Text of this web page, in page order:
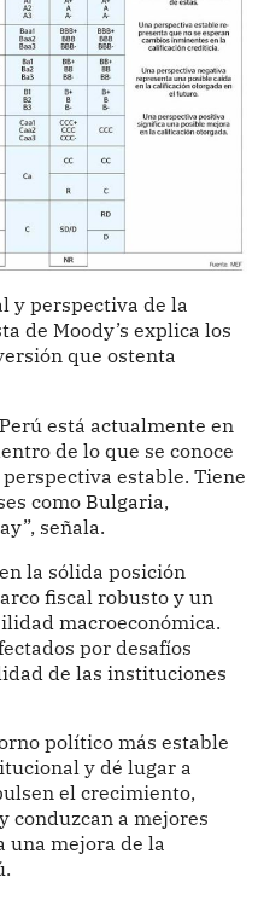
y perspectiva de la
de Moody’s explica los
que ostenta
está actualmente en
de lo que se conoce
estable. Tiene
como Bulgaria,
señala.
la sólida posición
fiscal robusto y un
macroeconómica.
por desafíos
de las instituciones
político más estable
y dé lugar a
el crecimiento,
conduzcan a mejores
una mejora de la